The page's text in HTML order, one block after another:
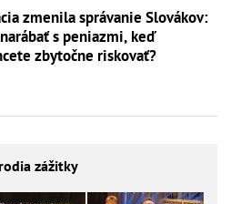
zmenila správanie Slovákov:
s peniazmi, keď
zbytočne riskovať?
zážitky